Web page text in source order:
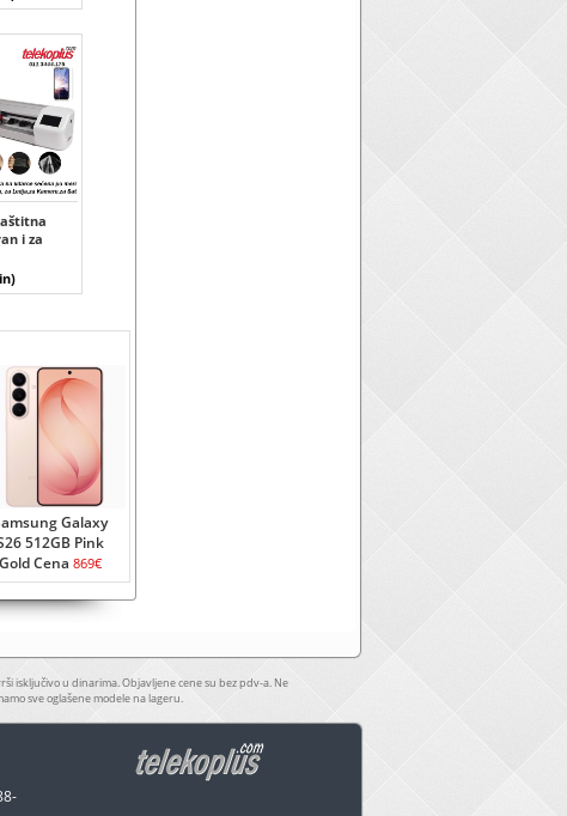
i za
Galaxy
512GB Pink
Gold Cena 869€
isključivo u dinarima. Objavljene cene su bez pdv-a. Ne
sve oglašene modele na lageru.